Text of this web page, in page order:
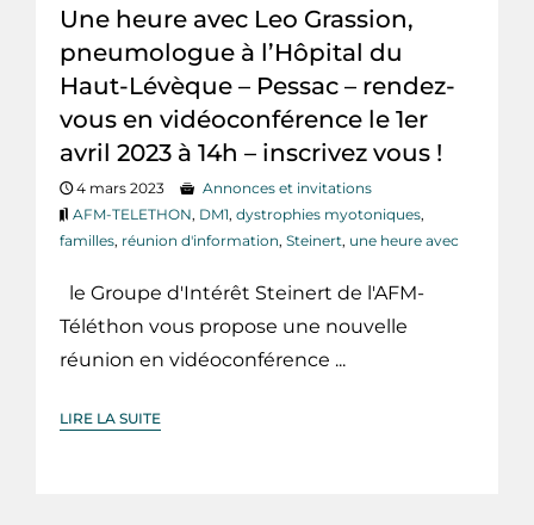
Une heure avec Leo Grassion,
pneumologue à l’Hôpital du
Haut-Lévèque – Pessac – rendez-
vous en vidéoconférence le 1er
avril 2023 à 14h – inscrivez vous !
4 mars 2023
Annonces et invitations
AFM-TELETHON, DM1, dystrophies myotoniques,
familles, réunion d'information, Steinert, une heure avec
le Groupe d'Intérêt Steinert de l'AFM-
Téléthon vous propose une nouvelle
réunion en vidéoconférence ...
LIRE LA SUITE